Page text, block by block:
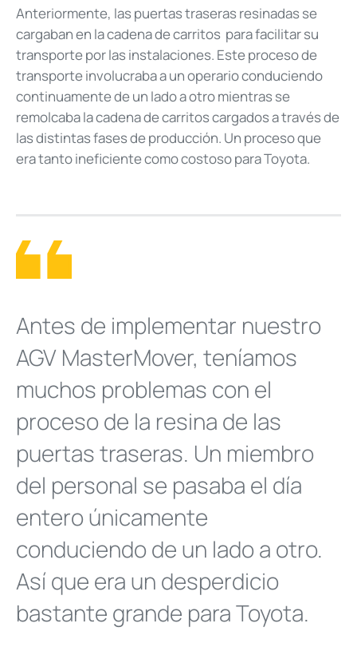
Anteriormente, las puertas traseras resinadas se
cargaban en la cadena de carritos para facilitar su
transporte por las instalaciones. Este proceso de
transporte involucraba a un operario conduciendo
continuamente de un lado a otro mientras se
remolcaba la cadena de carritos cargados a través de
las distintas fases de producción. Un proceso que
era tanto ineficiente como costoso para Toyota.
Antes de implementar nuestro
AGV MasterMover, teníamos
muchos problemas con el
proceso de la resina de las
puertas traseras. Un miembro
del personal se pasaba el día
entero únicamente
conduciendo de un lado a otro.
Así que era un desperdicio
bastante grande para Toyota.